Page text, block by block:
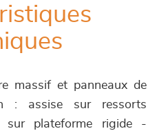
massif et panneaux de
: assise sur ressorts
sur plateforme rigide -